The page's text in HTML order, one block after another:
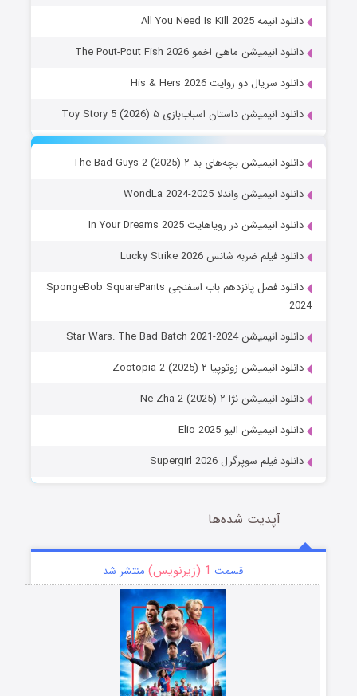
دانلود انیمه All You Need Is Kill 2025
دانلود انیمیشن ماهی اخمو The Pout-Pout Fish 2026
دانلود سریال دو روایت His & Hers 2026
دانلود انیمیشن داستان اسباب‌بازی ۵ Toy Story 5 (2026)
دانلود انیمیشن بچه‌های بد ۲ The Bad Guys 2 (2025)
دانلود انیمیشن واندلا WondLa 2024-2025
دانلود انیمیشن در رویاهایت In Your Dreams 2025
دانلود فیلم ضربه شانس Lucky Strike 2026
دانلود فصل پانزدهم باب اسفنجی SpongeBob SquarePants
2024
دانلود انیمیشن Star Wars: The Bad Batch 2021-2024
دانلود انیمیشن زوتوپیا ۲ Zootopia 2 (2025)
دانلود انیمیشن نژا ۲ Ne Zha 2 (2025)
دانلود انیمیشن الیو Elio 2025
دانلود فیلم سوپرگرل Supergirl 2026
آپدیت شده‌ها
قسمت 1 (زیرنویس) منتشر شد